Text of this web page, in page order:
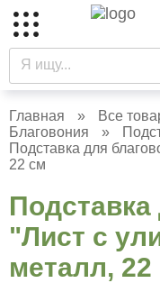
Главная » Все
Благовония
»
Подставка для
22 см
"Лист с
металл, 22